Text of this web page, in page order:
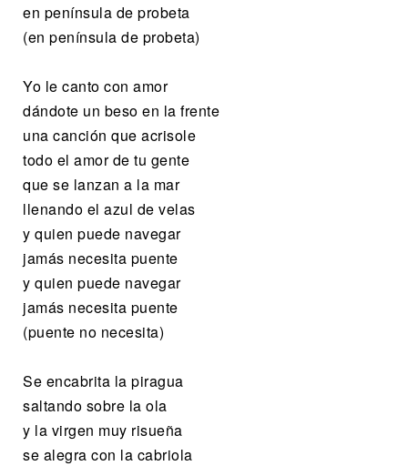
en península de probeta
(en península de probeta)
Yo le canto con amor
dándote un beso en la frente
una canción que acrisole
todo el amor de tu gente
que se lanzan a la mar
llenando el azul de velas
y quien puede navegar
jamás necesita puente
y quien puede navegar
jamás necesita puente
(puente no necesita)
Se encabrita la piragua
saltando sobre la ola
y la virgen muy risueña
se alegra con la cabriola